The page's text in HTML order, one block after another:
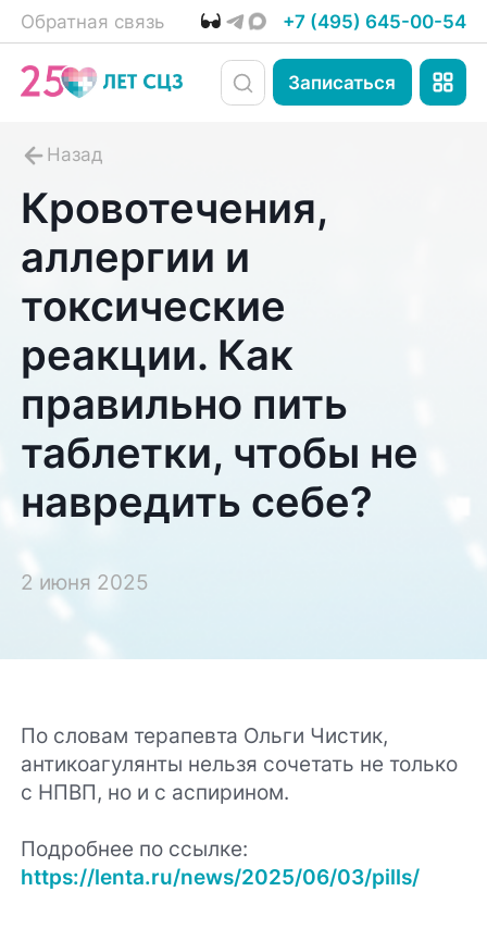
Обратная связь +7 (495) 645-00-54
Записаться
Кровотечения,
аллергии и
токсические
реакции. Как
правильно пить
таблетки, чтобы не
навредить себе?
2 июня 2025
По словам терапевта Ольги Чистик,
антикоагулянты нельзя сочетать не только
с НПВП, но и с аспирином.
Подробнее по ссылке:
https://lenta.ru/news/2025/06/03/pills/